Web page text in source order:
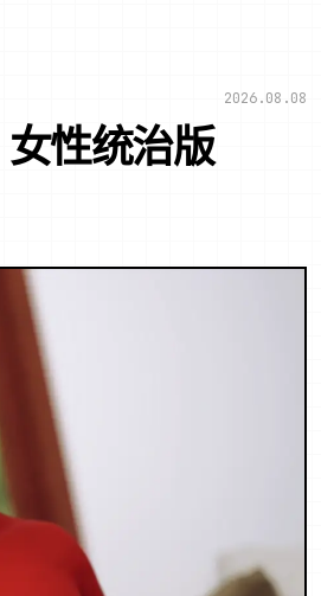
2026.08.08
性统治版